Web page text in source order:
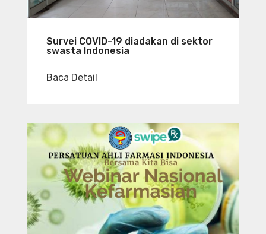
Survei COVID-19 diadakan di sektor
swasta Indonesia
Baca Detail